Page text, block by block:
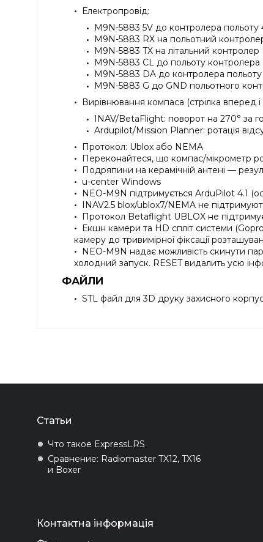
Електропровід:
M9N-5883 5V до контролера польоту
M9N-5883 RX на польотний
M9N-5883 TX на літальний контролер
M9N-5883 CL до польоту контролера
M9N-5883 DA до контролера польоту
M9N-5883 G до GND польотного
Вирівнювання компаса (стрілка вперед
INAV/BetaFlight: поворот на 270° за
Ardupilot/Mission Planner: ротація
Протокол: Ublox або NEMA
Переконайтеся, що компас/мікрометр
Подряпини на керамічній антені —
u-center Windows
NEO-M9N підтримується ArduPilot 4.1
INAV2.5 blox/ublox7/NEMA не
Протокол Betaflight UBLOX не
Екшн камери та HD спліт системи
камеру до тривимірної фіксації
NEO-M9N надає можливість скинути
холодний запуск. RESET видалить усю
ФАЙЛИ
STL файл для 3D друку захисного
Статьи
Что такое ExpressLRS
Сравнение: Radiomaster TX12, TX16
и Boxer